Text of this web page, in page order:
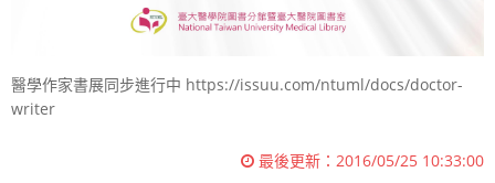
醫學作家書展同步進行中 https://issuu.com/ntuml/docs/doctor-
writer
最後更新： 2016/05/25 10:33:00